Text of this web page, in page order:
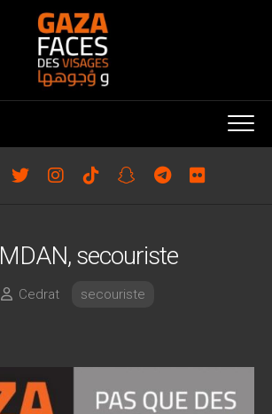
secouriste
Cedrat secouriste